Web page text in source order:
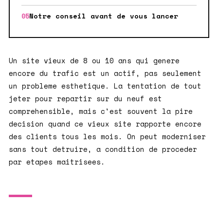
Notre conseil avant de vous lancer
Un site vieux de 8 ou 10 ans qui genere
encore du trafic est un actif, pas seulement
un probleme esthetique. La tentation de tout
jeter pour repartir sur du neuf est
comprehensible, mais c'est souvent la pire
decision quand ce vieux site rapporte encore
des clients tous les mois. On peut moderniser
sans tout detruire, a condition de proceder
par etapes maitrisees.